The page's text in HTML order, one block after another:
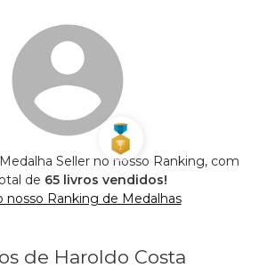
Seller no nosso Ranking, com
de 65 livros vendidos!
nosso Ranking de Medalhas
de Haroldo Costa